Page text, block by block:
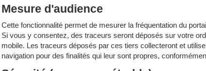
2026
2027
Un calendrier scolaire est disponible dans
Enfants concernés
La préinscription à l'école publique
Mesure d'audience
Cette fonctionnalité permet de mesurer la fréquentation du
Si vous y consentez, des traceurs seront déposés sur votre
mobile. Les traceurs déposés par ces tiers collecteront et
navigation pour des finalités qui leur sont propres,